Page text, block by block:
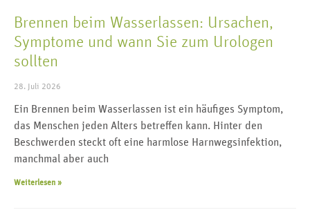
Brennen beim Wasserlassen: Ursachen,
Symptome und wann Sie zum Urologen
sollten
28. Juli 2026
Ein Brennen beim Wasserlassen ist ein häufiges Symptom,
das Menschen jeden Alters betreffen kann. Hinter den
Beschwerden steckt oft eine harmlose Harnwegsinfektion,
manchmal aber auch
Weiterlesen »